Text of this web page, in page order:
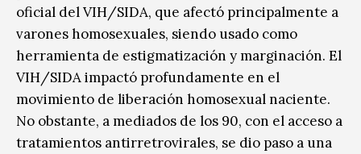
oficial del VIH/SIDA, que afectó principalmente a
varones homosexuales, siendo usado como
herramienta de estigmatización y marginación. El
VIH/SIDA impactó profundamente en el
movimiento de liberación homosexual naciente.
No obstante, a mediados de los 90, con el acceso a
tratamientos antirretrovirales, se dio paso a una